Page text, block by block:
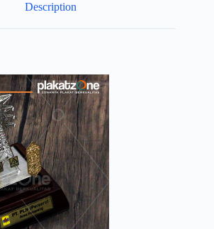
Description